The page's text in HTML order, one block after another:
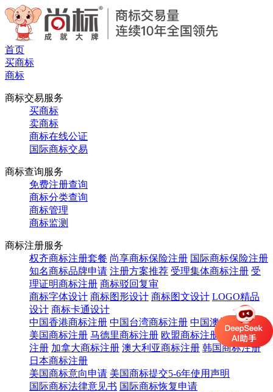
首页
买商标
商标
商标交易服务
买商标
卖商标
商标在线公证
国际商标交易
商标查询服务
免费注册查询
商标分类查询
商标管理
商标监测
商标注册服务
权齐商标注册套餐 尚享商标保险注册 国际商标保险注册
知名商标品牌申请 注册方案推荐 受理集体商标注册 受
理证明商标注册 商标驳回复审
商标字体设计 商标图形设计 商标图文设计 LOGO精品
设计 商标卡通设计
中国香港商标注册 中国台湾商标注册 中国澳门商标注册
美国商标注册 马德里商标注册 欧盟商标注册
英国商标
注册 加拿大商标注册 澳大利亚商标注册 韩国商标注册
日本商标注册
美国商标意向申请 美国商标提交5-6年使用声明
国际商标法律意见书 国际商标恢复申请